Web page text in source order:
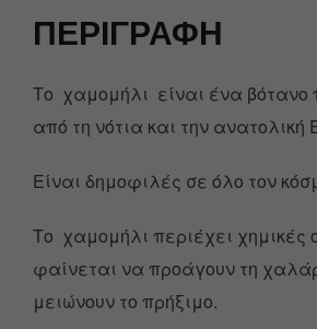
ΠΕΡΙΓΡΑΦΉ
Το χαμομήλι είναι ένα βότανο
από τη νότια και την ανατολική
Είναι δημοφιλές σε όλο τον
Το χαμομήλι περιέχει χημικές
φαίνεται να προάγουν τη
μειώνουν το πρήξιμο.